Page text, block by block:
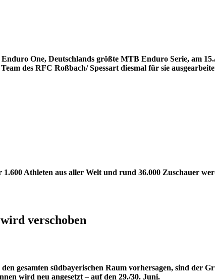
One, Deutschlands größte MTB Enduro Serie, am
des RFC Roßbach/ Spessart diesmal für sie
Athleten aus aller Welt und rund 36.000 Zuschauer
verschoben
gesamten südbayerischen Raum vorhersagen, sind der
wird neu angesetzt – auf den 29./30. Juni.